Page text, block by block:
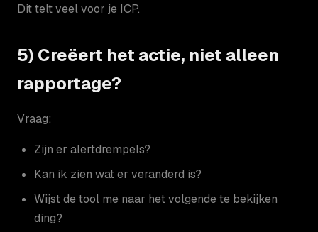
Dit telt veel voor je ICP.
5) Creëert het actie, niet alleen
rapportage?
Vraag:
Zijn er alertdrempels?
Kan ik zien wat er veranderd is?
Wijst de tool me naar het volgende te bekijken
ding?